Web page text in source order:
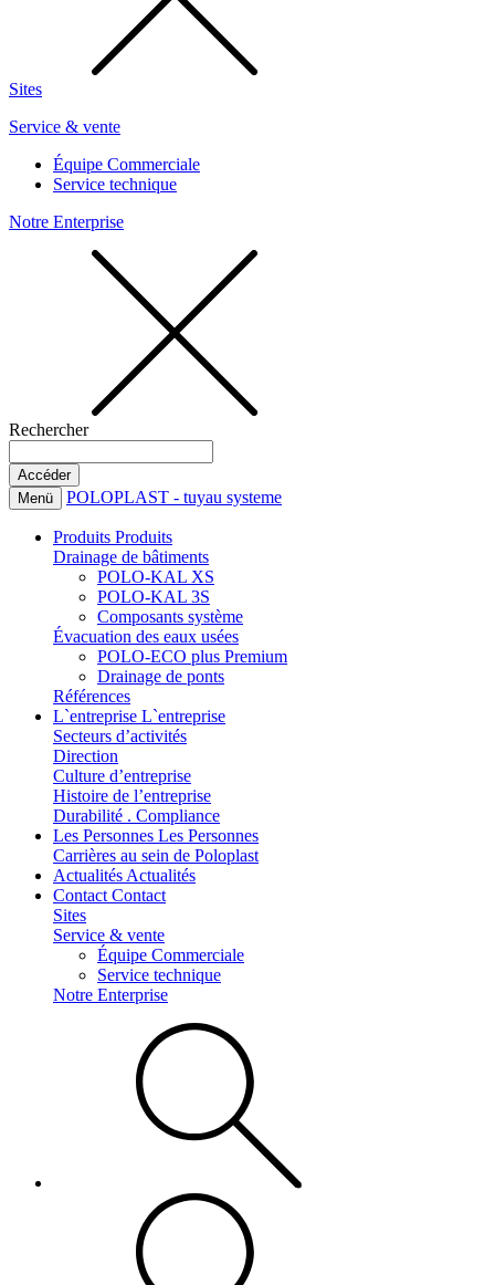
Sites
Service & vente
Équipe Commerciale
Service technique
Notre Enterprise
Rechercher
Menü POLOPLAST - tuyau systeme
Produits Produits
Drainage de bâtiments
POLO-KAL XS
POLO-KAL 3S
Composants système
Évacuation des eaux usées
POLO-ECO plus Premium
Drainage de ponts
Références
L`entreprise L`entreprise
Secteurs d’activités
Direction
Culture d’entreprise
Histoire de l’entreprise
Durabilité . Compliance
Les Personnes Les Personnes
Carrières au sein de Poloplast
Actualités Actualités
Contact Contact
Sites
Service & vente
Équipe Commerciale
Service technique
Notre Enterprise